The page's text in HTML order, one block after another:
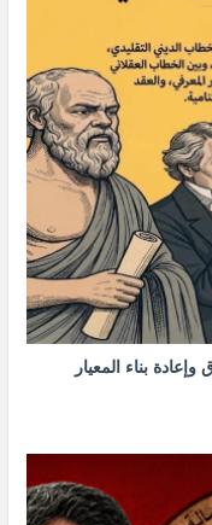
بناء المعيار